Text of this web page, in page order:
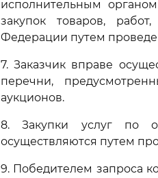
исполнительным
закупок товаров,
Федерации путем
7. Заказчик вправе
перечни,
аукционов.
8. Закупки услуг по
осуществляются путем
9. Победителем запроса